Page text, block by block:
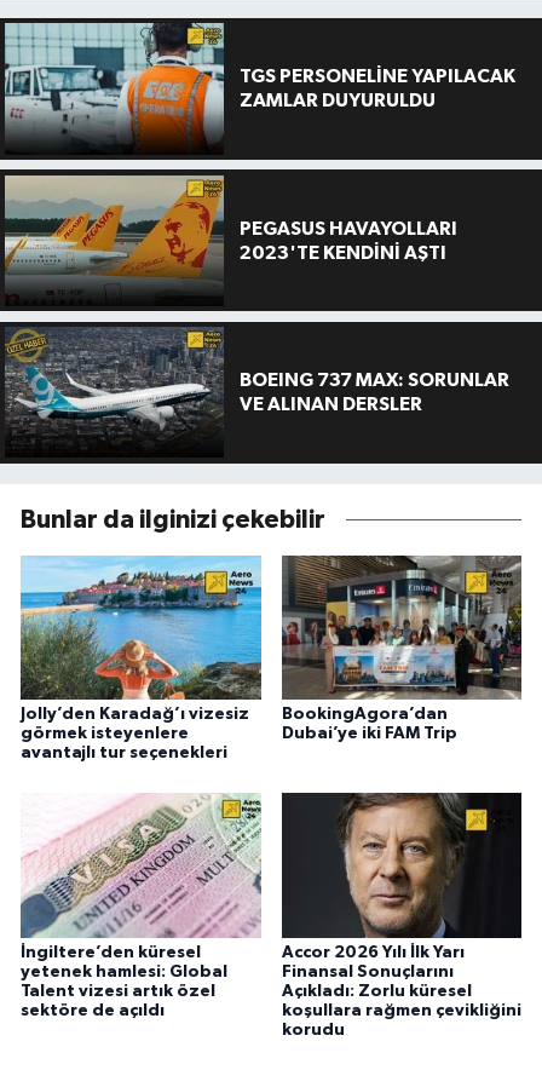
TGS PERSONELİNE YAPILACAK
ZAMLAR DUYURULDU
PEGASUS HAVAYOLLARI
2023'TE KENDİNİ AŞTI
BOEING 737 MAX: SORUNLAR
VE ALINAN DERSLER
Bunlar da ilginizi çekebilir
Jolly’den Karadağ’ı vizesiz
görmek isteyenlere
avantajlı tur seçenekleri
BookingAgora’dan
Dubai’ye iki FAM Trip
İngiltere’den küresel
yetenek hamlesi: Global
Talent vizesi artık özel
sektöre de açıldı
Accor 2026 Yılı İlk Yarı
Finansal Sonuçlarını
Açıkladı: Zorlu küresel
koşullara rağmen çevikliğini
korudu